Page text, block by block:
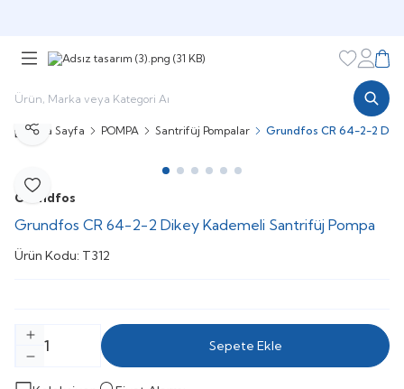
Favorilerim
Ana Sayfa POMPA Santrifüj Pompalar Grundfos CR 64-2-2
Favoriye Ekle
Paylaş
Grundfos
Grundfos CR 64-2-2 Dikey Kademeli Santrifüj Pompa
Ürün Kodu: T312
Sepete Ekle